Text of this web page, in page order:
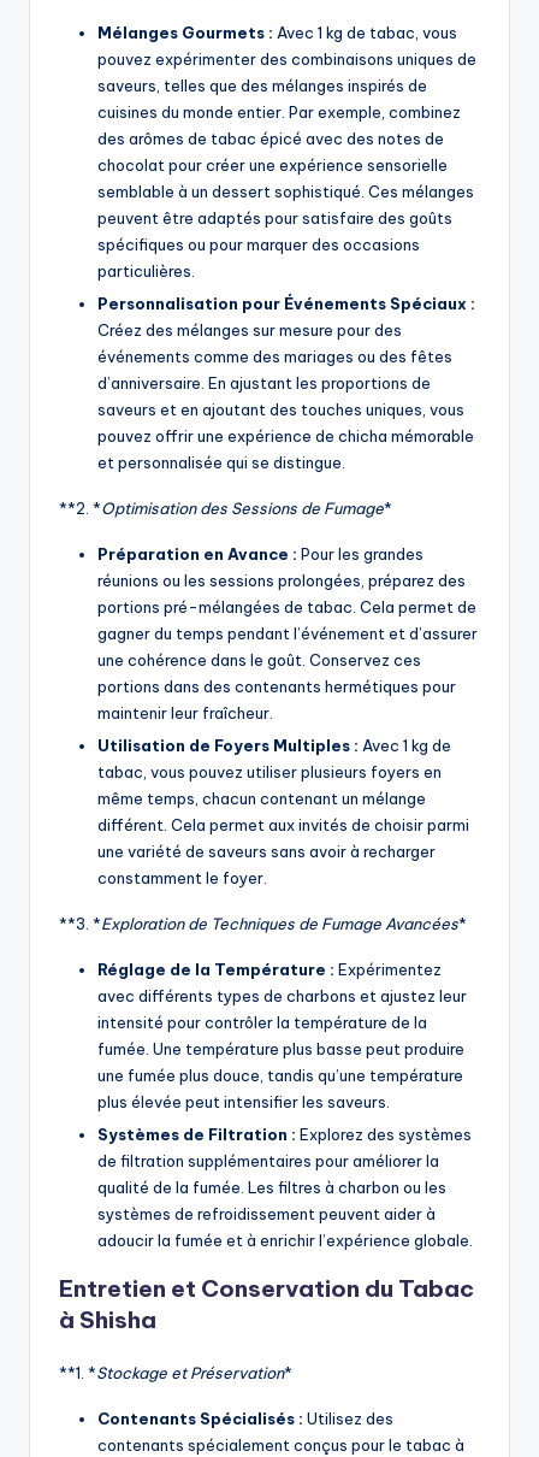
Mélanges Gourmets : Avec 1 kg de tabac, vous
pouvez expérimenter des combinaisons uniques de
saveurs, telles que des mélanges inspirés de
cuisines du monde entier. Par exemple, combinez
des arômes de tabac épicé avec des notes de
chocolat pour créer une expérience sensorielle
semblable à un dessert sophistiqué. Ces mélanges
peuvent être adaptés pour satisfaire des goûts
spécifiques ou pour marquer des occasions
particulières.
Personnalisation pour Événements Spéciaux :
Créez des mélanges sur mesure pour des
événements comme des mariages ou des fêtes
d’anniversaire. En ajustant les proportions de
saveurs et en ajoutant des touches uniques, vous
pouvez offrir une expérience de chicha mémorable
et personnalisée qui se distingue.
**2. *Optimisation des Sessions de Fumage*
Préparation en Avance : Pour les grandes
réunions ou les sessions prolongées, préparez des
portions pré-mélangées de tabac. Cela permet de
gagner du temps pendant l’événement et d’assurer
une cohérence dans le goût. Conservez ces
portions dans des contenants hermétiques pour
maintenir leur fraîcheur.
Utilisation de Foyers Multiples : Avec 1 kg de
tabac, vous pouvez utiliser plusieurs foyers en
même temps, chacun contenant un mélange
différent. Cela permet aux invités de choisir parmi
une variété de saveurs sans avoir à recharger
constamment le foyer.
**3. *Exploration de Techniques de Fumage Avancées*
Réglage de la Température : Expérimentez
avec différents types de charbons et ajustez leur
intensité pour contrôler la température de la
fumée. Une température plus basse peut produire
une fumée plus douce, tandis qu’une température
plus élevée peut intensifier les saveurs.
Systèmes de Filtration : Explorez des systèmes
de filtration supplémentaires pour améliorer la
qualité de la fumée. Les filtres à charbon ou les
systèmes de refroidissement peuvent aider à
adoucir la fumée et à enrichir l’expérience globale.
Entretien et Conservation du Tabac
à Shisha
**1. *Stockage et Préservation*
Contenants Spécialisés : Utilisez des
contenants spécialement conçus pour le tabac à